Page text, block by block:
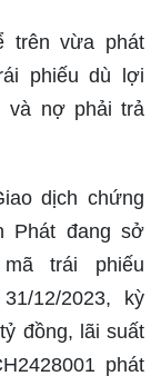
trên vừa phát
phiếu dù lợi
và nợ phải trả
dịch chứng
Phát đang sở
trái phiếu
12/2023, kỳ
đồng, lãi suất
phát